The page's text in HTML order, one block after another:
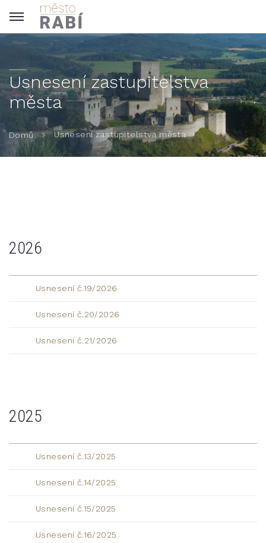
Usnesení zastupitelstva
města
Domů Usnesení zastupitelstva města
2026
Usnesení č.19/2026
Usnesení č.20/2026
Usnesení č.21/2026
2025
Usnesení č.13/2025
Usnesení č.14/2025
Usnesení č.15/2025
Usnesení č.16/2025